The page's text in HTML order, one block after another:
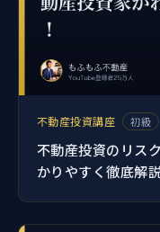
不動産投資講座 初級
不動産投資のリス
かりやすく徹底解